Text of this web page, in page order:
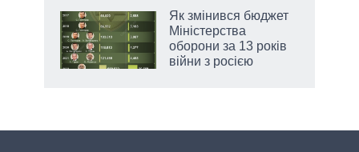
Як змінився бюджет
Міністерства
оборони за 13 років
війни з росією